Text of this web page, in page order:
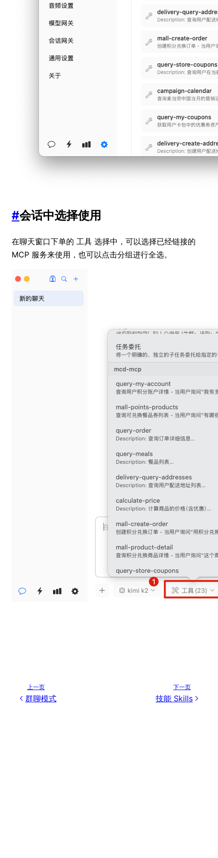
#会话中选择使用
在聊天窗口下单的 工具 选择中，可以选择已经链接的
MCP 服务来使用，也可以点击分组进行全选。
上一页
群聊模式
下一页
技能 Skills